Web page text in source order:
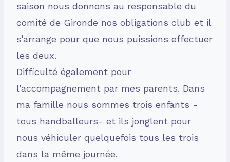
saison nous donnons au responsable du
comité de Gironde nos obligations club et il
s’arrange pour que nous puissions effectuer
les deux.
Difficulté également pour
l’accompagnement par mes parents. Dans
ma famille nous sommes trois enfants -
tous handballeurs- et ils jonglent pour
nous véhiculer quelquefois tous les trois
dans la même journée.